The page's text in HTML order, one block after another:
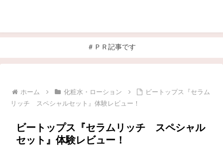
＃ＰＲ記事です
ホーム 化粧水・ローション
ビートップス『セラム
リッチ スペシャルセット』体験レビュー！
ビートップス『セラムリッチ スペシャル
セット』体験レビュー！